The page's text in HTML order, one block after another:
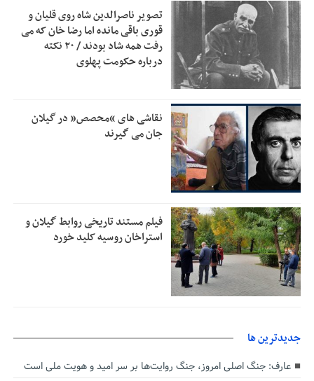
12:33 جزئیات فعال‌سازی «کیف پول ایران» اعلام شد
حمایت از مرزنشینان نباید به زیان تولید باشد/مواد اولیه با
کولبری وارد شود
11:05 شایعه «معافیت سربازان فراری» تکذیب شد
11:04 امیر اکرمی‌نیا: ارتش کاملاً آماده است
تصویر ناصرالدین شاه روی قلیان و
قوری باقی مانده اما رضا خان که می
رفت همه شاد بودند / ۲۰ نکته
درباره حکومت پهلوی
نقاشی های “محصص” در گیلان
جان می گیرند
فیلم مستند تاریخی روابط گیلان و
استراخان روسیه کلید خورد
جديدترين ها
عارف: جنگ اصلی امروز، جنگ روایت‌ها بر سر امید و هویت ملی است